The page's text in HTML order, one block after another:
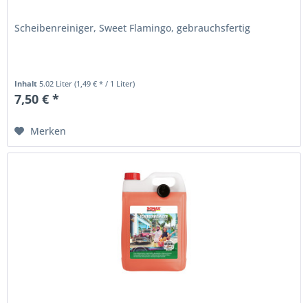
Scheibenreiniger, Sweet Flamingo, gebrauchsfertig
Inhalt 5.02 Liter(1,49 € * / 1 Liter)
7,50 € *
Merken